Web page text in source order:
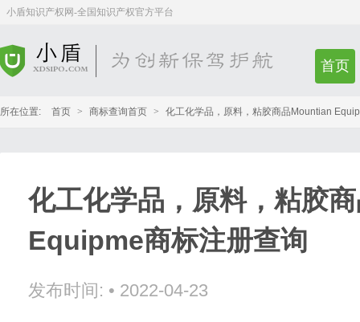
小盾知识产权网-全国知识产权官方平台
首页
所在位置: 首页 > 商标查询首页 > 化工化学品，原料，粘胶商品Mountian
化工化学品，原料，粘胶
Equipme商标注册查询
发布时间: • 2022-04-23